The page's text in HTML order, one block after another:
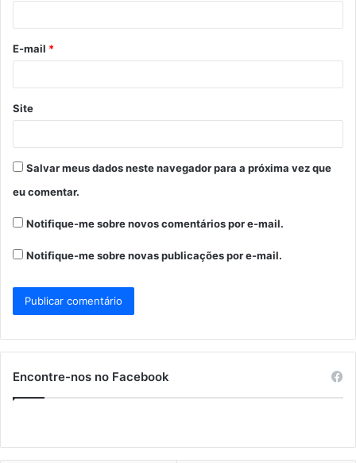
*
E-mail *
Site
Salvar meus dados neste navegador para a próxima vez que
eu comentar.
Notifique-me sobre novos comentários por e-mail.
Notifique-me sobre novas publicações por e-mail.
Encontre-nos no Facebook